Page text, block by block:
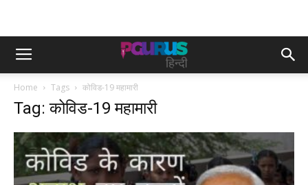
Home Tags कोविड-19 महामारी
Tag: कोविड-19 महामारी